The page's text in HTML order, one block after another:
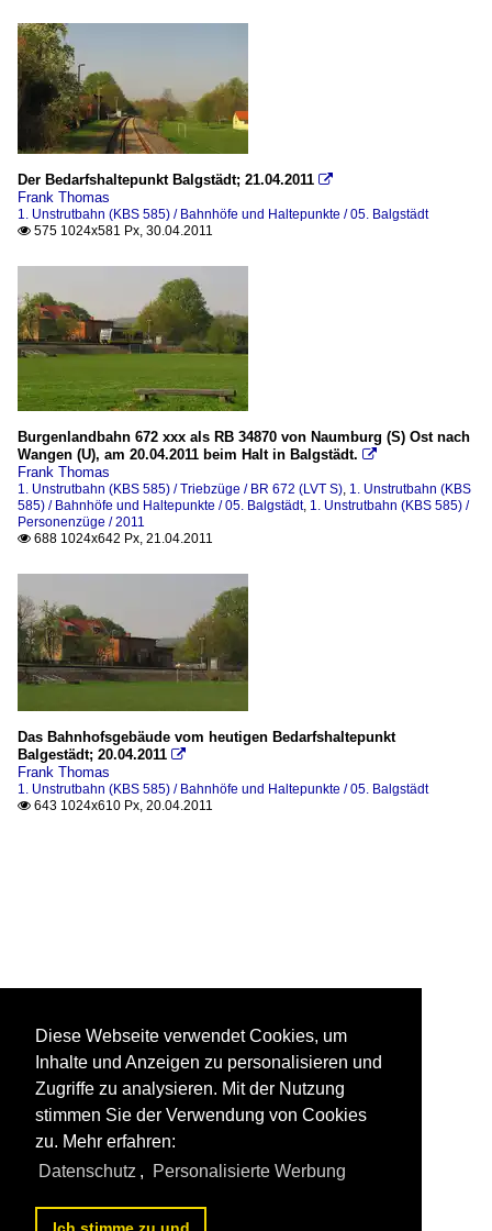
Der Bedarfshaltepunkt Balgstädt; 21.04.2011 
Frank Thomas
1. Unstrutbahn (KBS 585) / Bahnhöfe und Haltepunkte / 05. Balgstädt
 575 1024x581 Px, 30.04.2011
Burgenlandbahn 672 xxx als RB 34870 von Naumburg (S) Ost nach
Wangen (U), am 20.04.2011 beim Halt in Balgstädt. 
Frank Thomas
1. Unstrutbahn (KBS 585) / Triebzüge / BR 672 (LVT S), 1. Unstrutbahn (KBS
585) / Bahnhöfe und Haltepunkte / 05. Balgstädt, 1. Unstrutbahn (KBS 585) /
Personenzüge / 2011
 688 1024x642 Px, 21.04.2011
Das Bahnhofsgebäude vom heutigen Bedarfshaltepunkt
Balgestädt; 20.04.2011 
Frank Thomas
1. Unstrutbahn (KBS 585) / Bahnhöfe und Haltepunkte / 05. Balgstädt
 643 1024x610 Px, 20.04.2011
Diese Webseite verwendet Cookies, um
Inhalte und Anzeigen zu personalisieren und
Zugriffe zu analysieren. Mit der Nutzung
stimmen Sie der Verwendung von Cookies
zu. Mehr erfahren:
Datenschutz , Personalisierte Werbung